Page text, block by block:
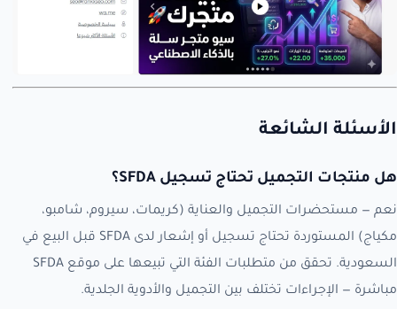
الأسئلة الشائعة
هل منتجات التجميل تحتاج تسجيل SFDA؟
نعم — مستحضرات التجميل والعناية (كريمات، سيروم، شامبو،
مكياج) المستوردة تحتاج تسجيل أو إشعار لدى SFDA قبل البيع في
السعودية. تحقق من متطلبات الفئة التي تبيعها على موقع SFDA
مباشرة — الإجراءات تختلف بين التجميل والأدوية الجلدية.